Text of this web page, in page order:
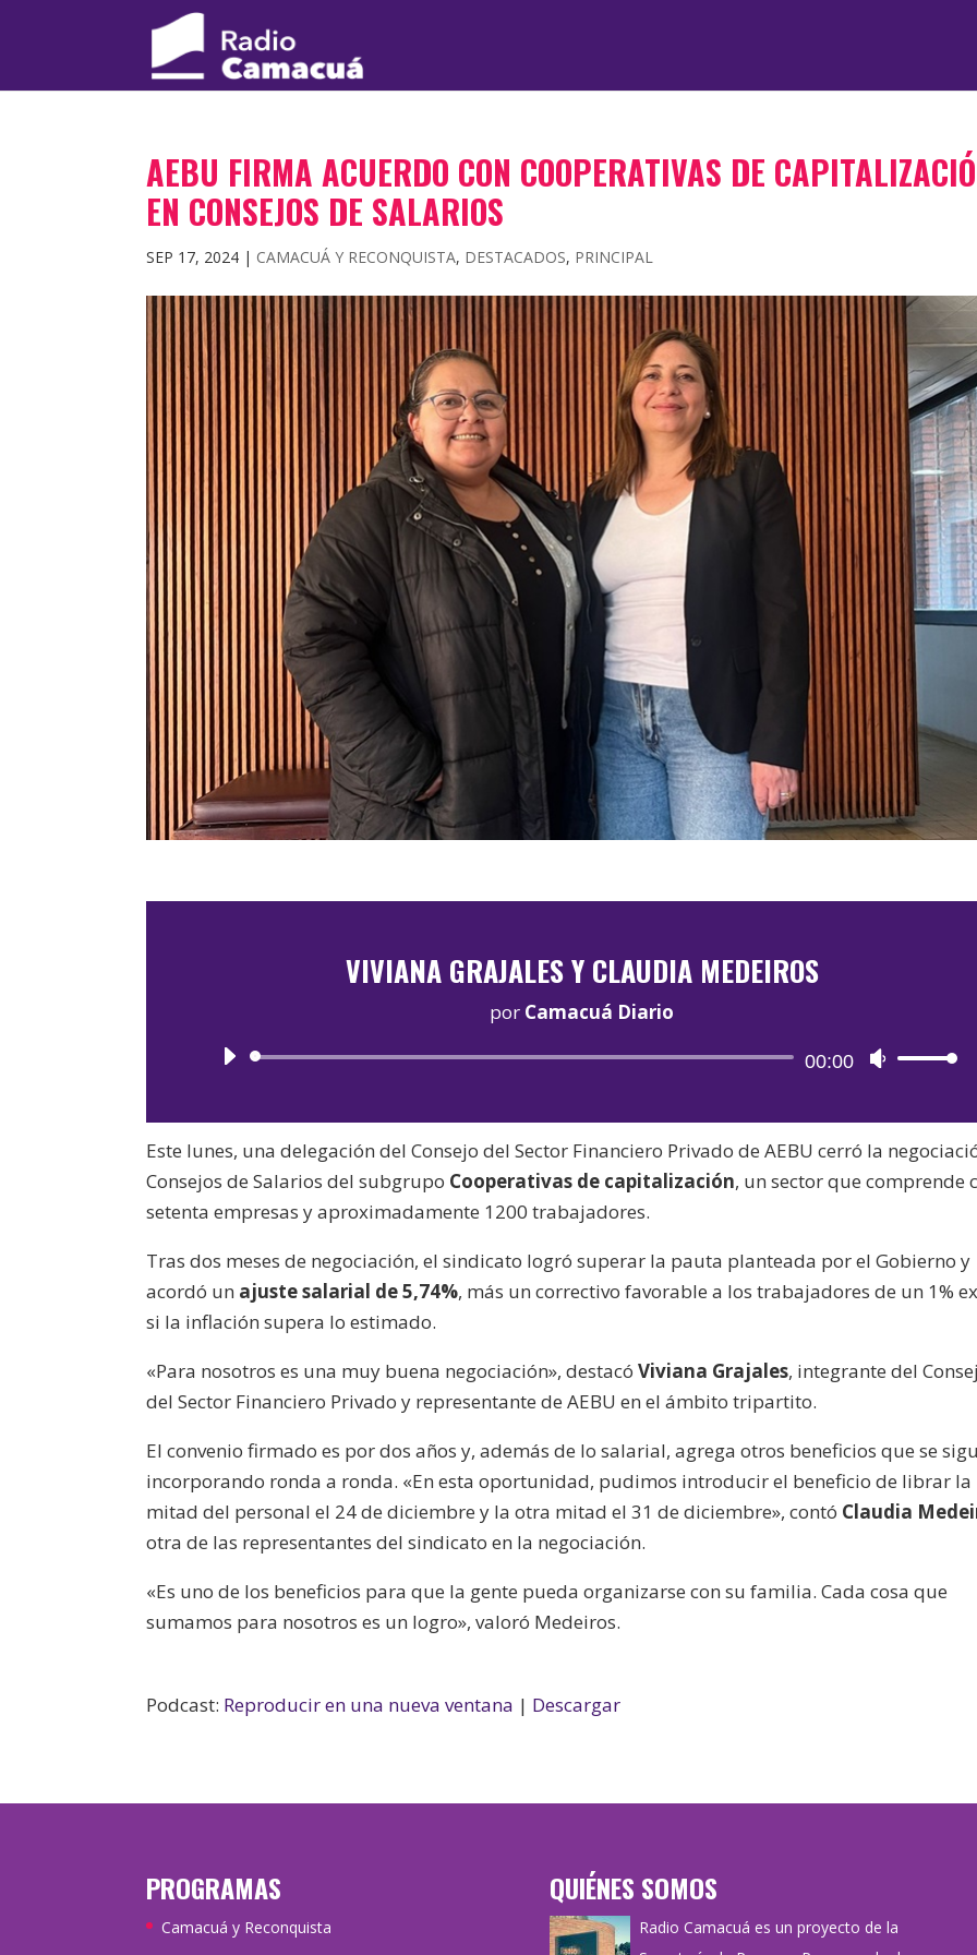
AEBU FIRMA ACUERDO CON COOPERATIVAS DE
EN CONSEJOS DE SALARIOS
SEP 17, 2024 | CAMACUÁ Y RECONQUISTA, DESTACADOS, PRINCIPAL
VIVIANA GRAJALES Y CLAUDIA MEDEIROS
por Camacuá Diario
Reproductor
audio
00:00
Utiliza
teclas
de
flecha
aumentar
o
el
Este lunes, una delegación del Consejo del Sector Financiero Privado de AEBU cerró la
Consejos de Salarios del subgrupo Cooperativas de capitalización, un sector que comprende
setenta empresas y aproximadamente 1200 trabajadores.
Tras dos meses de negociación, el sindicato logró superar la pauta planteada por el Gobierno y
acordó un ajuste salarial de 5,74%, más un correctivo favorable a los trabajadores de un 1%
si la inflación supera lo estimado.
«Para nosotros es una muy buena negociación», destacóViviana Grajales, integrante del
del Sector Financiero Privado y representante de AEBU en el ámbito tripartito.
El convenio firmado es por dos años y, además de lo salarial, agrega otros beneficios que se
incorporando ronda a ronda. «En esta oportunidad, pudimos introducir el beneficio de librar la
mitad del personal el 24 de diciembre y la otra mitad el 31 de diciembre», contó Claudia
otra de las representantes del sindicato en la negociación.
«Es uno de los beneficios para que la gente pueda organizarse con su familia. Cada cosa que
sumamos para nosotros es un logro», valoró Medeiros.
Podcast: Reproducir en una nueva ventana | Descargar
PROGRAMAS
Camacuá y Reconquista
QUIÉNES SOMOS
Radio Camacuá es un proyecto de la